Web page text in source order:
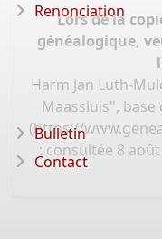
Lors de la
généalogique,
Harm Jan Luth-
Maassluis", base
(https://
: consultée 8
Renonciation
Bulletin
Contact